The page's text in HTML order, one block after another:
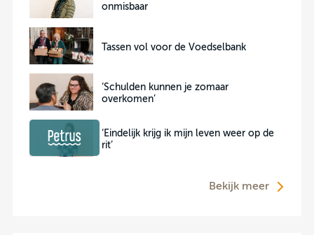
onmisbaar
Tassen vol voor de Voedselbank
‘Schulden kunnen je zomaar
overkomen’
‘Eindelijk krijg ik mijn leven weer op de
rit’
Bekijk meer